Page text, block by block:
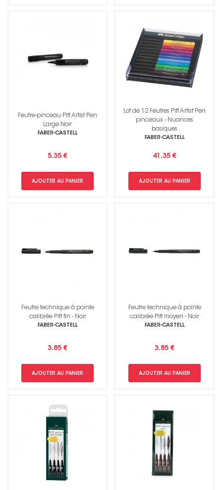
Feutre-pinceau Pitt Artist Pen
Large Noir
FABER-CASTELL
5.35 €
AJOUTER AU PANIER
Lot de 12 Feutres Pitt Artist Pen
pinceaux - Nuances
basiques
FABER-CASTELL
41.35 €
AJOUTER AU PANIER
Feutre technique à pointe
calibrée Pitt fin - Noir
FABER-CASTELL
3.85 €
AJOUTER AU PANIER
Feutre technique à pointe
calibrée Pitt moyen - Noir
FABER-CASTELL
3.85 €
AJOUTER AU PANIER